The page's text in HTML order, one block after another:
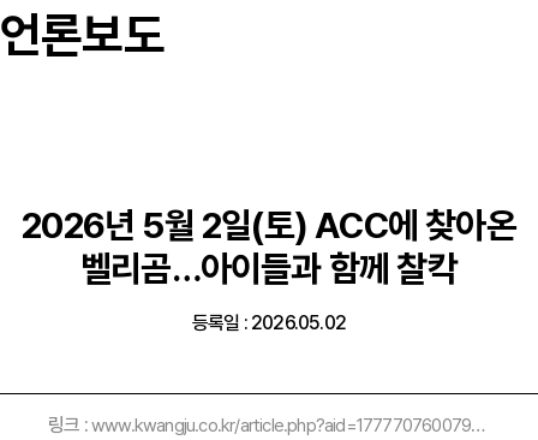
언론보도
2026년 5월 2일(토) ACC에 찾아온
벨리곰…아이들과 함께 찰칵
등록일 : 2026.05.02
링크 :www.kwangju.co.kr/article.php?aid=1777707600798418007